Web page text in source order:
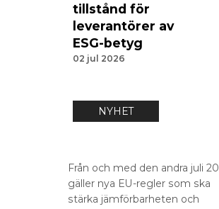
tillstånd för
leverantörer av
ESG-betyg
02 jul 2026
NYHET
Från och med den andra juli
gäller nya EU-regler som ska
stärka jämförbarheten och